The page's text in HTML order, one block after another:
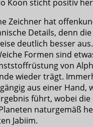
Koon sticht positiv
Zeichner hat
Details, denn
deutlich besser
Formen sind
von
wieder trägt.
aus einer Hand,
führt, wobei
naturgemäß
Jabiim.